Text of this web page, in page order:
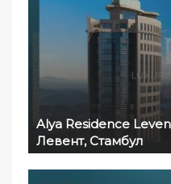
Alya Residence
Левент, Стамбул